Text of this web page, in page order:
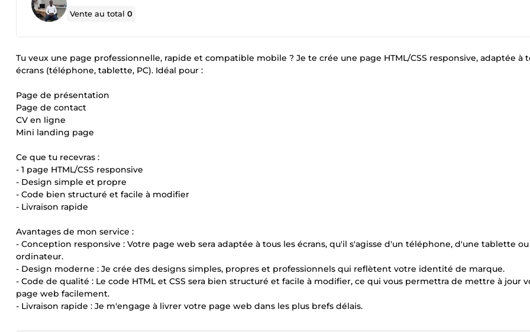
Vente au total0
Tu veux une page professionnelle, rapide et compatible mobile ? Je te crée une page HTML/CSS responsive, adaptée à
écrans (téléphone, tablette, PC). Idéal pour :
Page de présentation
Page de contact
CV en ligne
Mini landing page
Ce que tu recevras :
- 1 page HTML/CSS responsive
- Design simple et propre
- Code bien structuré et facile à modifier
- Livraison rapide
Avantages de mon service :
- Conception responsive : Votre page web sera adaptée à tous les écrans, qu'il s'agisse d'un téléphone, d'une tablette
ordinateur.
- Design moderne : Je crée des designs simples, propres et professionnels qui reflètent votre identité de marque.
- Code de qualité : Le code HTML et CSS sera bien structuré et facile à modifier, ce qui vous permettra de mettre à jour
page web facilement.
- Livraison rapide : Je m'engage à livrer votre page web dans les plus brefs délais.